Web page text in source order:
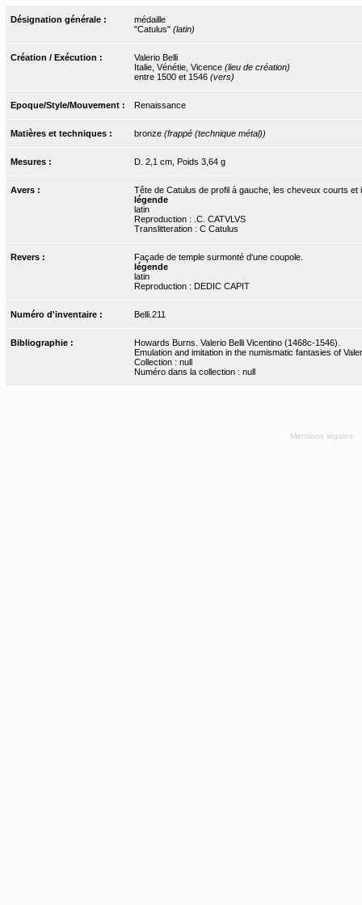
Désignation générale :
médaille
"Catulus" (latin)
Création / Exécution :
Valerio Belli
Italie, Vénétie, Vicence (lieu de création)
entre 1500 et 1546 (vers)
Epoque/Style/Mouvement : Renaissance
Matières et techniques : bronze (frappé (technique métal))
Mesures : D. 2,1 cm, Poids 3,64 g
Avers :
Tête de Catulus de profil à gauche, les cheveux courts et
légende
latin
Reproduction : .C. CATVLVS
Translitteration : C Catulus
Revers :
Façade de temple surmonté d'une coupole.
légende
latin
Reproduction : DEDIC CAPIT
Numéro d'inventaire : Belli.211
Bibliographie :
Howards Burns. Valerio Belli Vicentino (1468c-1546).
Emulation and imitation in the numismatic fantasies of
Collection : null
Numéro dans la collection : null
Mentions légales